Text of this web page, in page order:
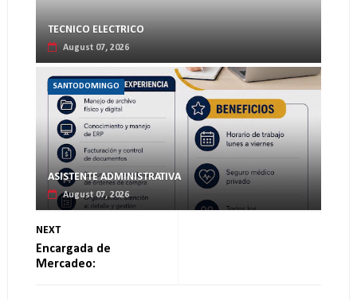
TECNICO ELECTRICO
August 07, 2026
SANTODOMINGO
ASISTENTE ADMINISTRATIVA
August 07, 2026
NEXT
Encargada de
Mercadeo: